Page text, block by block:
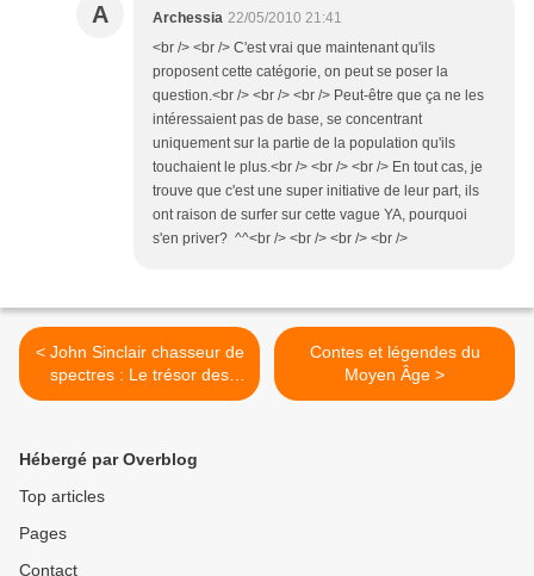
A Archessia 22/05/2010 21:41
<br /> <br /> C'est vrai que maintenant qu'ils
proposent cette catégorie, on peut se poser la
question.<br /> <br /> <br /> Peut-être que ça ne les
intéressaient pas de base, se concentrant
uniquement sur la partie de la population qu'ils
touchaient le plus.<br /> <br /> <br /> En tout cas, je
trouve que c'est une super initiative de leur part, ils
ont raison de surfer sur cette vague YA, pourquoi
s'en priver? ^^<br /> <br /> <br /> <br />
< John Sinclair chasseur de
spectres : Le trésor des
druides
Contes et légendes du
Moyen Âge >
Hébergé par Overblog
Top articles
Pages
Contact